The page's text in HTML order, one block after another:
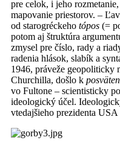
pre celok, i jeho
mapovanie priestorov. –
od starogréckeho tópos (=
potom aj štruktúra
zmysel pre číslo, rady a
radenia hlások, slabík a
1946, práveže geopoliticky
Churchilla, došlo k
vo Fultone – scientisticky
ideologický účel.
vtedajšieho prezidenta